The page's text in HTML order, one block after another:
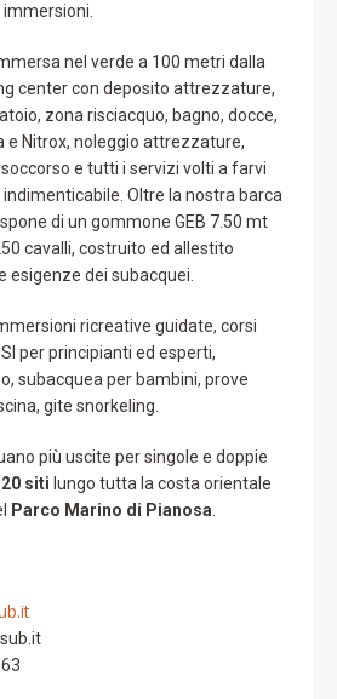
nel verde a 100 metri dalla
center con deposito attrezzature,
zona risciacquo, bagno, docce,
e Nitrox, noleggio attrezzature,
e tutti i servizi volti a farvi
Oltre la nostra barca
di un gommone GEB 7.50 mt
cavalli, costruito ed allestito
esigenze dei subacquei.
ricreative guidate, corsi
per principianti ed esperti,
subacquea per bambini, prove
gite snorkeling.
più uscite per singole e doppie
siti lungo tutta la costa orientale
Parco Marino di Pianosa